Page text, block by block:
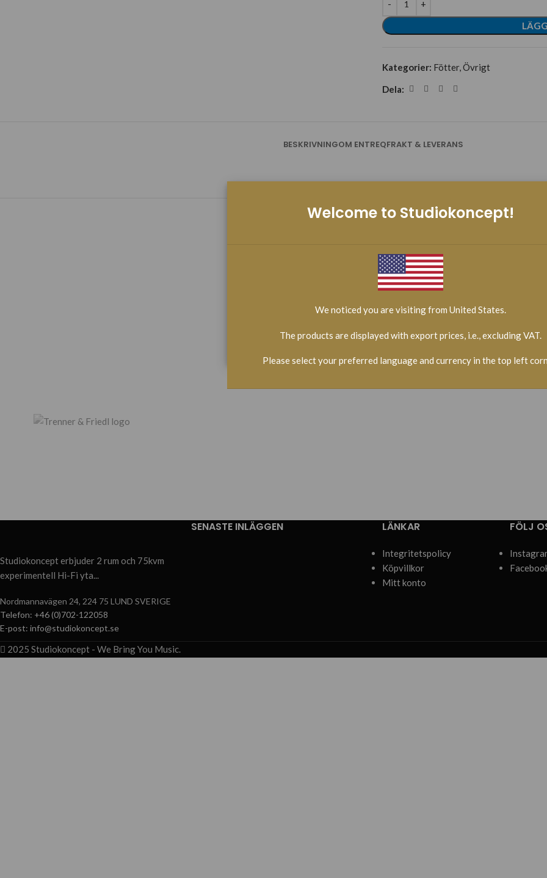
Kategorier: Fötter,Övrigt
Dela:
BESKRIVNINGOM ENTREQFRAKT & LEVERANS
Studiokoncept erbjuder 2 rum och 75kvm
experimentell Hi-Fi yta...
Nordmannavägen 24, 224 75 LUND SVERIGE
Telefon: +46 (0)702-122058
E-post: info@studiokoncept.se
SENASTE INLÄGGEN LÄNKAR
Integritetspolicy
Köpvillkor
Mitt konto
FÖLJ
2025 Studiokoncept - We Bring You Music.
Welcome to Studiokoncept!
We noticed you are visiting from United States.
The products are displayed with export prices, i.e., excluding VAT.
Please select your preferred language and currency in the top left